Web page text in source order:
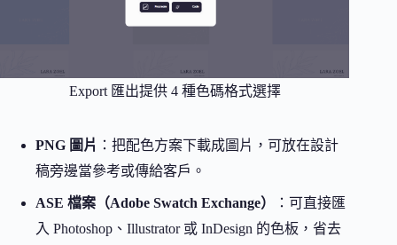
Export 匯出提供 4 種色碼格式選擇
PNG 圖片 ：把配色方案下載成圖片，可放在設計
稿旁邊當參考或傳給客戶。
ASE 檔案（Adobe Swatch Exchange）
：可直接匯
入 Photoshop、Illustrator 或 InDesign 的色板，省去